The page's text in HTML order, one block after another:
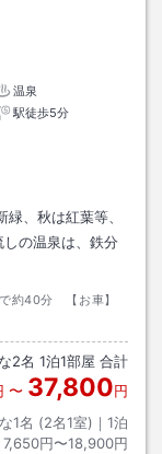
温泉
駅徒歩5分
の温泉は、鉄分
約40分 【お車】
2名 1泊1部屋 合計
〜 37,800円
1名 (2名1室)｜ 1泊
7,650円〜18,900円